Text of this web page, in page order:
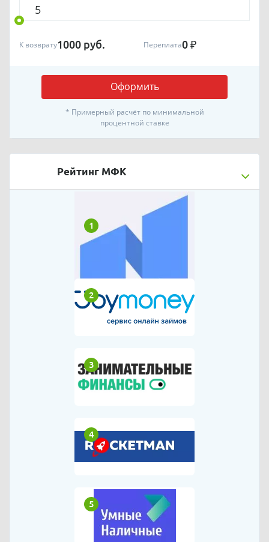
Оформить
К возврату1000 руб. Переплата0 ₽
* Примерный расчёт по минимальной
процентной ставке
Рейтинг МФК
1
2
3
4
5